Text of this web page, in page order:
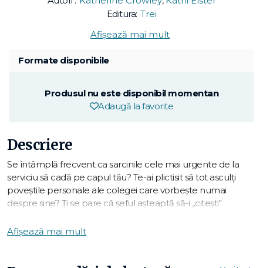
Editura: Trei
Afișează mai mult
Formate disponibile
Produsul nu este disponibil momentan
Adaugă la favorite
Descriere
Se întâmplă frecvent ca sarcinile cele mai urgente de la
serviciu să cadă pe capul tău? Te-ai plictisit să tot asculţi
poveştile personale ale colegei care vorbeşte numai
despre sine? Ţi se pare că șeful aşteaptă să-i „citeşti"
înseamnă că ar fi bine să nu mai arunci vina asupra celorlalţi,
Afișează mai mult